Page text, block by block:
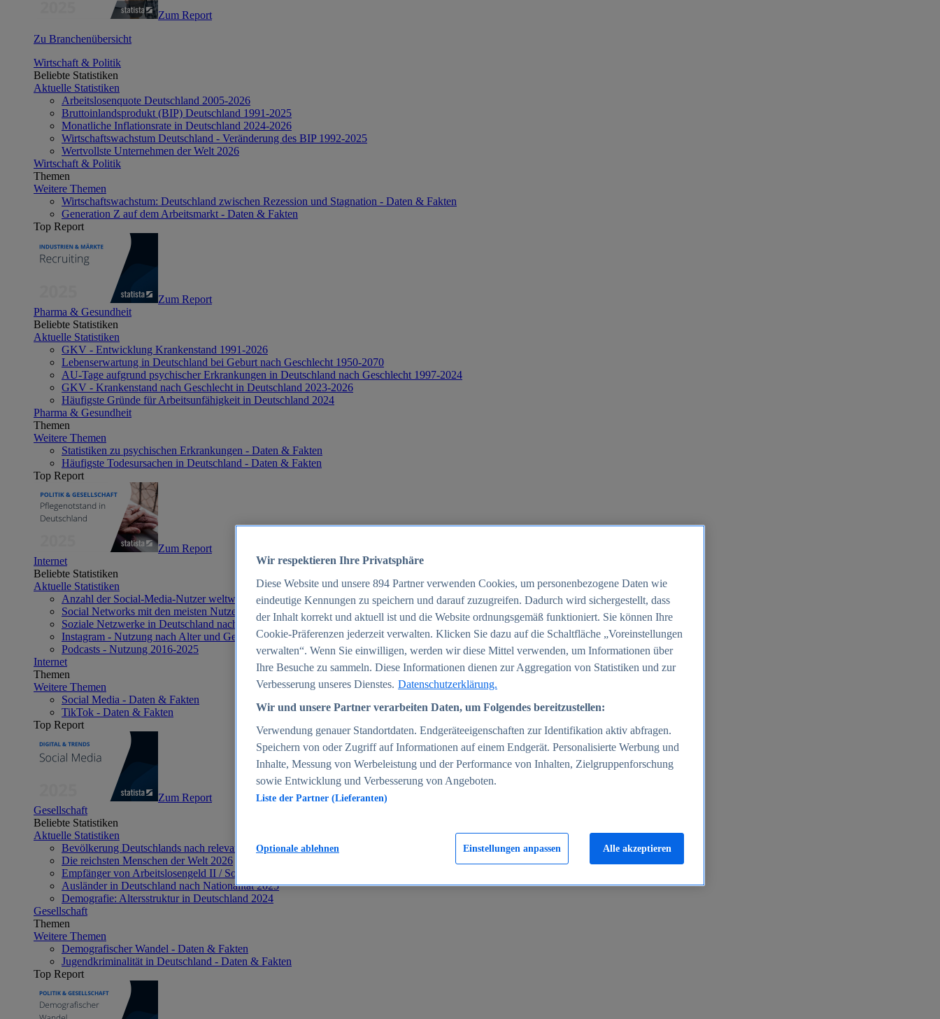
Zum Report
Zu Branchenübersicht
Wirtschaft & Politik
Beliebte Statistiken
Aktuelle Statistiken
Arbeitslosenquote Deutschland 2005-2026
Bruttoinlandsprodukt (BIP) Deutschland 1991-2025
Monatliche Inflationsrate in Deutschland 2024-2026
Wirtschaftswachstum Deutschland - Veränderung des BIP 1992-2025
Wertvollste Unternehmen der Welt 2026
Wirtschaft & Politik
Themen
Weitere Themen
Wirtschaftswachstum: Deutschland zwischen Rezession und Stagnation - Daten & Fakten
Generation Z auf dem Arbeitsmarkt - Daten & Fakten
Top Report
Zum Report
Pharma & Gesundheit
Beliebte Statistiken
Aktuelle Statistiken
GKV - Entwicklung Krankenstand 1991-2026
Lebenserwartung in Deutschland bei Geburt nach Geschlecht 1950-2070
AU-Tage aufgrund psychischer Erkrankungen in Deutschland nach Geschlecht 1997-2024
GKV - Krankenstand nach Geschlecht in Deutschland 2023-2026
Häufigste Gründe für Arbeitsunfähigkeit in Deutschland 2024
Pharma & Gesundheit
Themen
Weitere Themen
Statistiken zu psychischen Erkrankungen - Daten & Fakten
Häufigste Todesursachen in Deutschland - Daten & Fakten
Top Report
Zum Report
Internet
Beliebte Statistiken
Aktuelle Statistiken
Anzahl der Social-Media-Nutzer weltweit 2012-2025
Social Networks mit den meisten Nutzern weltweit 2025
Soziale Netzwerke in Deutschland nach Generationen 2025
Instagram - Nutzung nach Alter und Geschlecht in Deutschland 2025
Podcasts - Nutzung 2016-2025
Internet
Themen
Weitere Themen
Social Media - Daten & Fakten
TikTok - Daten & Fakten
Top Report
Zum Report
Gesellschaft
Beliebte Statistiken
Aktuelle Statistiken
Bevölkerung Deutschlands nach relevanten Altersgruppen 2024
Die reichsten Menschen der Welt 2026
Empfänger von Arbeitslosengeld II / Sozialgeld / Bürgergeld in Deutschland 2005-2025
Ausländer in Deutschland nach Nationalität 2025
Demografie: Altersstruktur in Deutschland 2024
Gesellschaft
Themen
Weitere Themen
Demografischer Wandel - Daten & Fakten
Jugendkriminalität in Deutschland - Daten & Fakten
Top Report
Wir respektieren Ihre Privatsphäre
Diese Website und unsere 894 Partner verwenden Cookies, um personenbezogene Daten wie
eindeutige Kennungen zu speichern und darauf zuzugreifen. Dadurch wird sichergestellt, dass
der Inhalt korrekt und aktuell ist und die Website ordnungsgemäß funktioniert. Sie können Ihre
Cookie-Präferenzen jederzeit verwalten. Klicken Sie dazu auf die Schaltfläche „Voreinstellungen
verwalten“. Wenn Sie einwilligen, werden wir diese Mittel verwenden, um Informationen über
Ihre Besuche zu sammeln. Diese Informationen dienen zur Aggregation von Statistiken und zur
Verbesserung unseres Dienstes. Datenschutzerklärung.
Wir und unsere Partner verarbeiten Daten, um Folgendes bereitzustellen:
Verwendung genauer Standortdaten. Endgeräteeigenschaften zur Identifikation aktiv abfragen.
Speichern von oder Zugriff auf Informationen auf einem Endgerät. Personalisierte Werbung und
Inhalte, Messung von Werbeleistung und der Performance von Inhalten, Zielgruppenforschung
sowie Entwicklung und Verbesserung von Angeboten.
Liste der Partner (Lieferanten)
Einstellungen anpassen
Optionale ablehnen Alle akzeptieren